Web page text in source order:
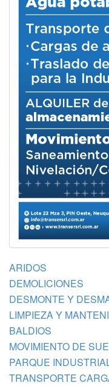
ARIDOS
DEMOLICIONES
DESMONTE Y
LIMPIEZA Y
BALDIOS
MOVIMIENTO DE
PARQUE
TRANSPORTE